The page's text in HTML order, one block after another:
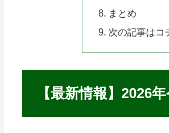
まとめ
次の記事はコ
【最新情報】2026